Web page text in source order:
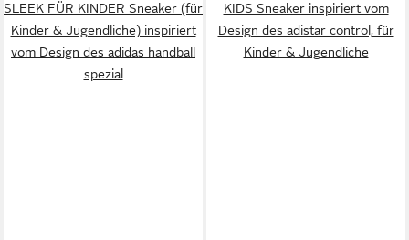
SLEEK FÜR KINDER Sneaker (für
Kinder & Jugendliche) inspiriert
vom Design des adidas handball
spezial
KIDS Sneaker inspiriert vom
Design des adistar control, für
Kinder & Jugendliche